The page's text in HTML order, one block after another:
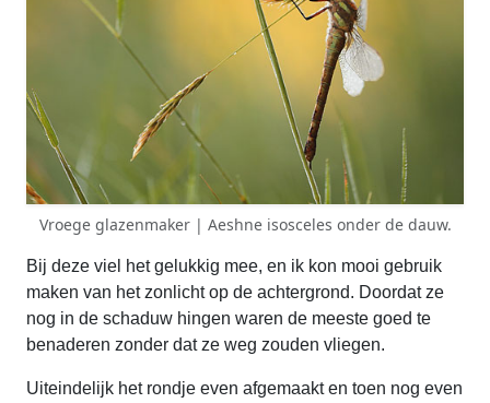
Vroege glazenmaker | Aeshne isosceles onder de dauw.
Bij deze viel het gelukkig mee, en ik kon mooi gebruik
maken van het zonlicht op de achtergrond. Doordat ze
nog in de schaduw hingen waren de meeste goed te
benaderen zonder dat ze weg zouden vliegen.
Uiteindelijk het rondje even afgemaakt en toen nog even